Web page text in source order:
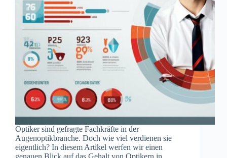
Optiker sind gefragte Fachkräfte in der
Augenoptikbranche. Doch wie viel verdienen sie
eigentlich? In diesem Artikel werfen wir einen